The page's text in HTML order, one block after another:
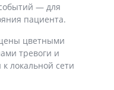
— для
пациента.
цветными
тревоги и
локальной сети